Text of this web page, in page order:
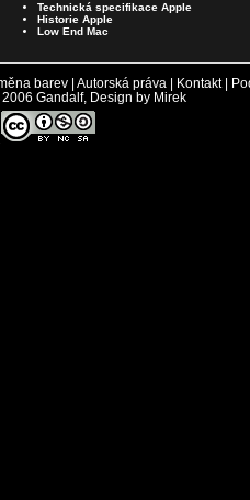
Technická specifikace Apple
Historie Apple
Low End Mac
barev Autorská práva Kontakt|
Gandalf, Design by Mirek